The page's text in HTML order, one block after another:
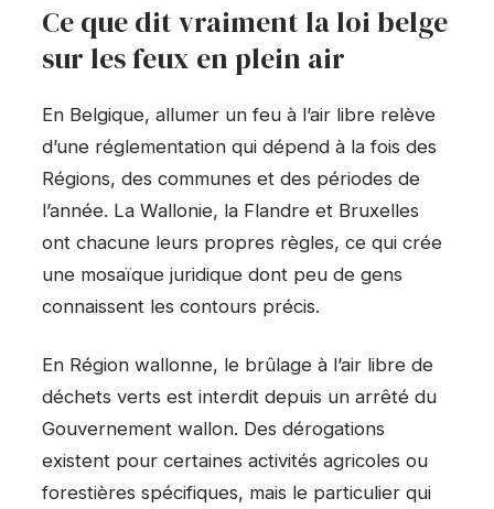
Ce que dit vraiment la loi belge
sur les feux en plein air
En Belgique, allumer un feu à l’air libre relève
d’une réglementation qui dépend à la fois des
Régions, des communes et des périodes de
l’année. La Wallonie, la Flandre et Bruxelles
ont chacune leurs propres règles, ce qui crée
une mosaïque juridique dont peu de gens
connaissent les contours précis.
En Région wallonne, le brûlage à l’air libre de
déchets verts est interdit depuis un arrêté du
Gouvernement wallon. Des dérogations
existent pour certaines activités agricoles ou
forestières spécifiques, mais le particulier qui